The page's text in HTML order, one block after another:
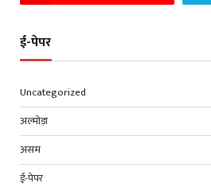
ई-पेपर
Uncategorized
अल्मोड़ा
असम
ई-पेपर